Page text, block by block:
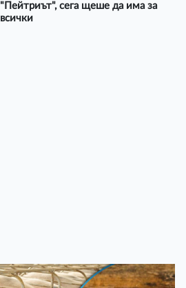
"Пейтриът", сега щеше да има за
всички